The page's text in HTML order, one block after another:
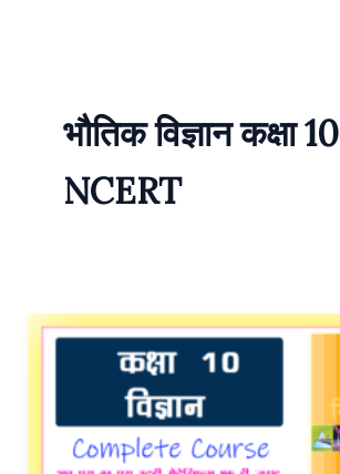
भौतिक विज्ञान कक्षा 10
NCERT